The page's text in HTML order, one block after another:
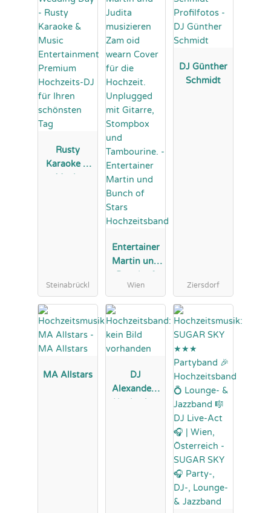
Rusty
Karaoke &
Steinabrückl
Entertainer
Martin und
Stars
Hochzeitsba
nd
Wien
DJ Günther
Schmidt
Ziersdorf
MA Allstars
DJ
Alexander |